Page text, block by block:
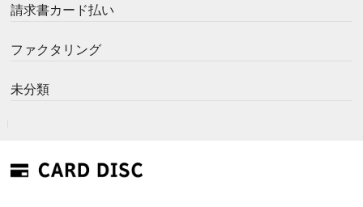
請求書カード払い
ファクタリング
未分類